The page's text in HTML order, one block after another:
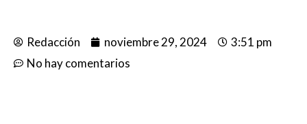
Redacción noviembre 29, 2024
3:51 pm
No hay comentarios